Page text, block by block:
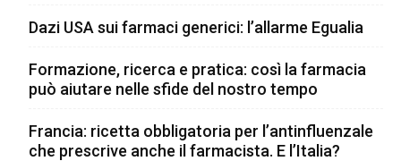
Dazi USA sui farmaci generici: l’allarme Egualia
Formazione, ricerca e pratica: così la farmacia
può aiutare nelle sfide del nostro tempo
Francia: ricetta obbligatoria per l’antinfluenzale
che prescrive anche il farmacista. E l’Italia?